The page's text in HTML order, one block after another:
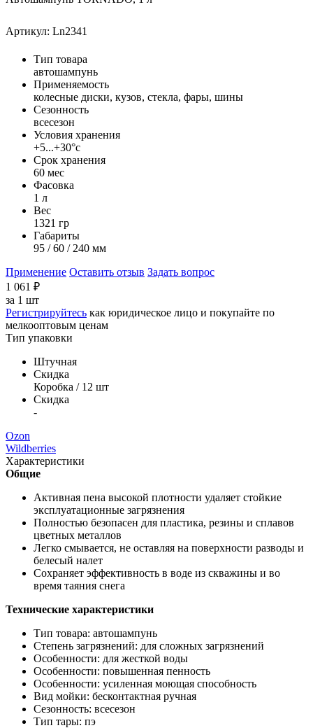
Артикул: Ln2341
Тип товара
автошампунь
Применяемость
колесные диски, кузов, стекла, фары, шины
Сезонность
всесезон
Условия хранения
+5...+30°с
Срок хранения
60 мес
Фасовка
1 л
Вес
1321 гр
Габариты
95 / 60 / 240 мм
Применение Оставить отзыв Задать вопрос
1 061 ₽
за 1 шт
Регистрируйтесь как юридическое лицо и покупайте по
мелкооптовым ценам
Тип упаковки
Штучная
Скидка
Коробка / 12 шт
Скидка
-
Ozon
Wildberries
Характеристики
Общие
Активная пена высокой плотности удаляет стойкие
эксплуатационные загрязнения
Полностью безопасен для пластика, резины и сплавов
цветных металлов
Легко смывается, не оставляя на поверхности разводы и
белесый налет
Сохраняет эффективность в воде из скважины и во
время таяния снега
Технические характеристики
Тип товара: автошампунь
Степень загрязнений: для сложных загрязнений
Особенности: для жесткой воды
Особенности: повышенная пенность
Особенности: усиленная моющая способность
Вид мойки: бесконтактная ручная
Сезонность: всесезон
Тип тары: пэ